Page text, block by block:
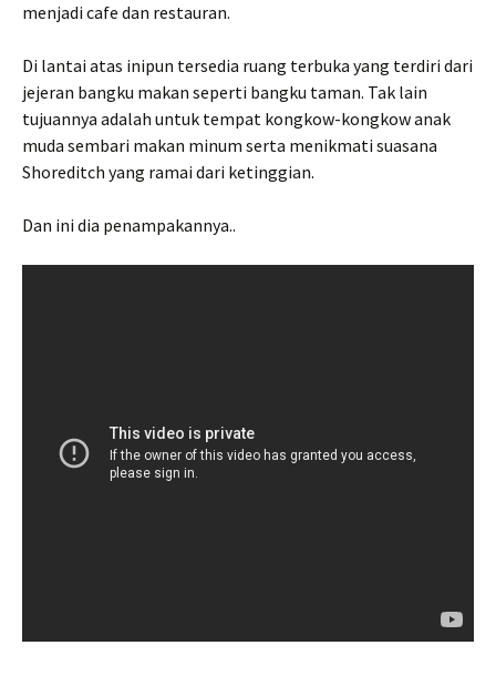
menjadi cafe dan restauran.
Di lantai atas inipun tersedia ruang terbuka yang terdiri dari
jejeran bangku makan seperti bangku taman. Tak lain
tujuannya adalah untuk tempat kongkow-kongkow anak
muda sembari makan minum serta menikmati suasana
Shoreditch yang ramai dari ketinggian.
Dan ini dia penampakannya..